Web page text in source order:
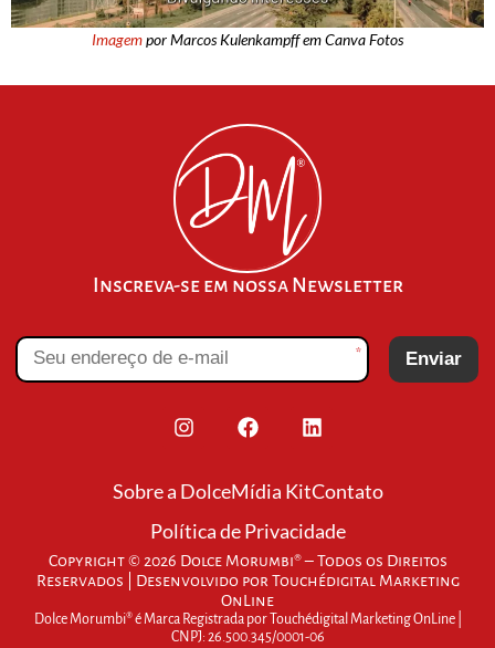
Imagempor Marcos Kulenkampff em Canva Fotos
Inscreva-se em nossa Newsletter
* Enviar
Sobre a DolceMídia KitContato
Política de Privacidade
Copyright © 2026 Dolce Morumbi® – Todos os Direitos
Reservados | Desenvolvido por Touchédigital Marketing
OnLine
Dolce Morumbi® é Marca Registrada por Touchédigital Marketing OnLine |
CNPJ: 26.500.345/0001-06